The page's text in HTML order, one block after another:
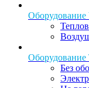
Оборудование
Без